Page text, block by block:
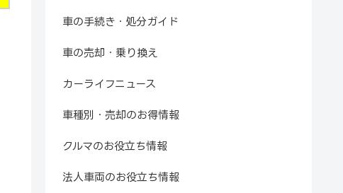
車の手続き・処分ガイド
車の売却・乗り換え
カーライフニュース
車種別・売却のお得情報
クルマのお役立ち情報
法人車両のお役立ち情報